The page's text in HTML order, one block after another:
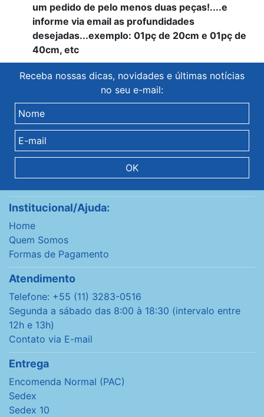
um pedido de pelo menos duas peças!....e
informe via email as profundidades
desejadas...exemplo: 01pç de 20cm e 01pç de
40cm, etc
Receba nossas dicas, novidades e últimas notícias
no seu e-mail:
OK
Institucional/Ajuda:
Home
Quem Somos
Formas de Pagamento
Atendimento
Telefone: +55 (11) 3283-0516
Segunda a sábado das 8:00 à 18:30 (intervalo entre
12h e 13h)
Contato via E-mail
Entrega
Encomenda Normal (PAC)
Sedex
Sedex 10